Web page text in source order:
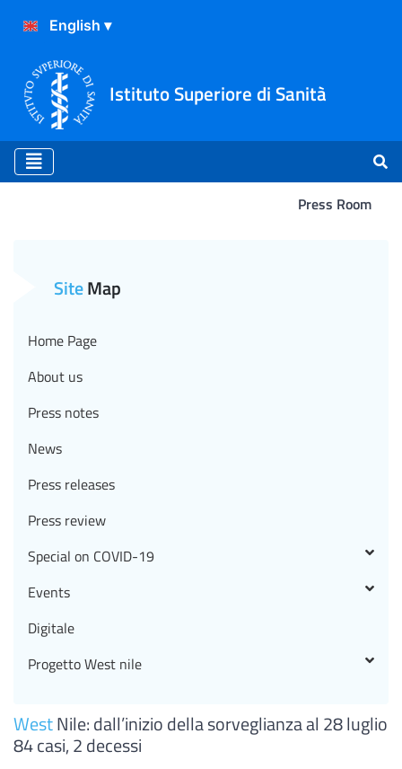
Istituto Superiore di Sanità
Press Room
WestNile: dall’inizio della sorveglianza al 28 luglio
84 casi, 2 decessi
SiteMap
Home Page
About us
Press notes
News
Press releases
Press review
Special on COVID-19
Events
Digitale
Progetto West nile